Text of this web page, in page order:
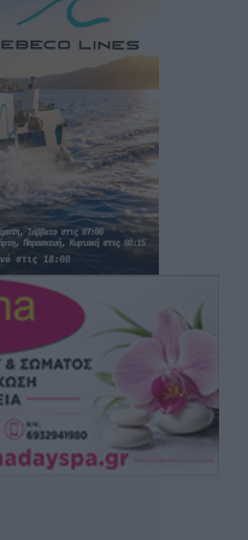
του άτυχου Ιάκωβου
Μπρένο Σαλβατιέρα
της νέας
και μία